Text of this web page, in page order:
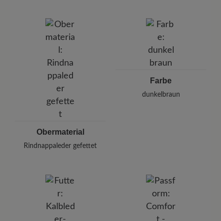
Pleidelsheimer Str. 15/1, 74321 Bietigheim-Bissingen,
E-mail:
kundenbetreuung@baer-schuhe.de
Obermaterial
Rindnappaleder gefettet
Farbe
dunkelbraun